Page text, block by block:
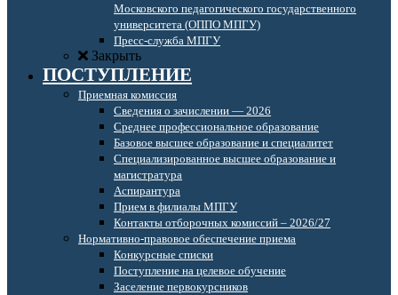
Московского педагогического государственного
университета (ОППО МПГУ)
Пресс-служба МПГУ
Закрыть
ПОСТУПЛЕНИЕ
Приемная комиссия
Сведения о зачислении — 2026
Среднее профессиональное образование
Базовое высшее образование и специалитет
Специализированное высшее образование и
магистратура
Аспирантура
Прием в филиалы МПГУ
Контакты отборочных комиссий – 2026/27
Нормативно-правовое обеспечение приема
Конкурсные списки
Поступление на целевое обучение
Заселение первокурсников